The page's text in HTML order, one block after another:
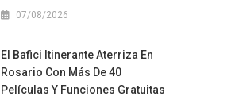
07/08/2026
El Bafici Itinerante Aterriza En
Rosario Con Más De 40
Películas Y Funciones Gratuitas